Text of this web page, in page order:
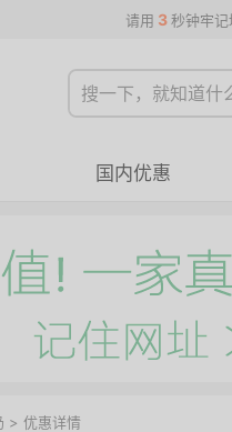
请用 3 秒钟牢记
国内优惠
> 优惠详情